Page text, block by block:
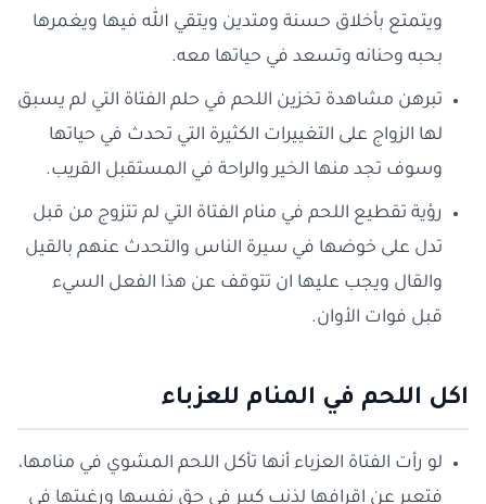
ويتمتع بأخلاق حسنة ومتدين ويتقي الله فيها ويغمرها
بحبه وحنانه وتسعد في حياتها معه.
تبرهن مشاهدة تخزين اللحم في حلم الفتاة التي لم يسبق
لها الزواج على التغييرات الكثيرة التي تحدث في حياتها
وسوف تجد منها الخير والراحة في المستقبل القريب.
رؤية تقطيع اللحم في منام الفتاة التي لم تتزوج من قبل
تدل على خوضها في سيرة الناس والتحدث عنهم بالقيل
والقال ويجب عليها ان تتوقف عن هذا الفعل السيء
قبل فوات الأوان.
اكل اللحم في المنام للعزباء
لو رأت الفتاة العزباء أنها تأكل اللحم المشوي في منامها،
فتعبر عن اقرافها لذنب كبير في حق نفسها ورغبتها في